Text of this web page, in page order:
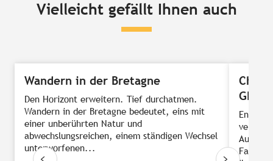
Vielleicht gefällt Ihnen auch
Wandern in der Bretagne
Den Horizont erweitern. Tief durchatmen.
Wandern in der Bretagne bedeutet, eins mit
einer unberührten Natur und
abwechslungsreichen, einem ständigen Wechsel
unterworfenen...
Entlang